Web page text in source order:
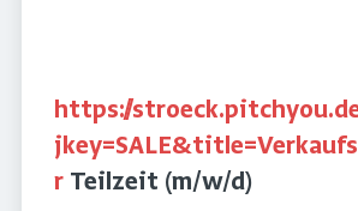
https://
r Teilzeit (m/w/d)